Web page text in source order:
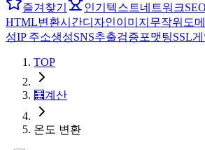
즐겨찾기 인기 텍스트네트워크SEO
HTML변환시간디자인이미지 무작위 도
성IP 주소생성SNS추출검증포맷팅SSL게
TOP
🧮계산
온도 변환